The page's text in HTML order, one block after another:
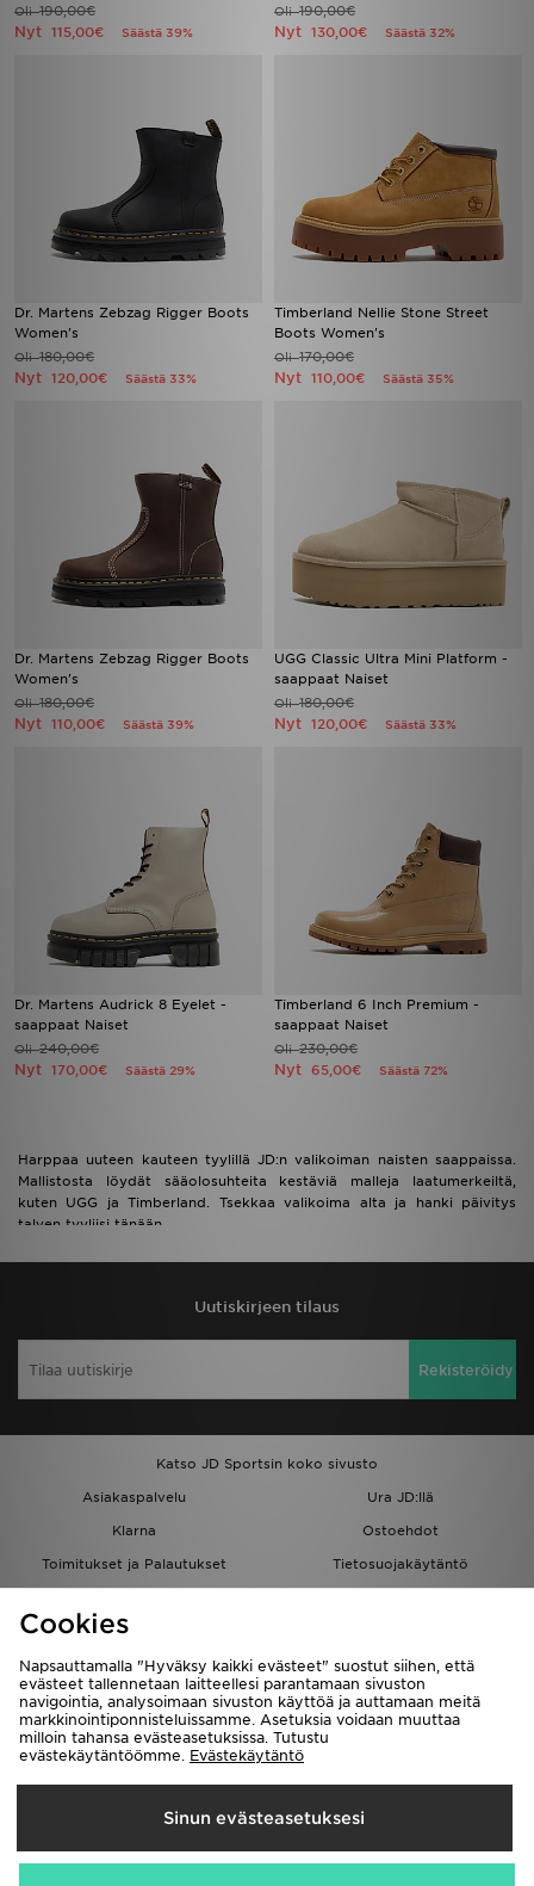
Oli190,00€
Nyt 115,00€ Säästä 39%
Oli190,00€
Nyt 130,00€ Säästä 32%
Dr. Martens Zebzag Rigger Boots
Women's
Oli180,00€
Nyt 120,00€ Säästä 33%
Timberland Nellie Stone Street
Boots Women's
Oli170,00€
Nyt 110,00€ Säästä 35%
Dr. Martens Zebzag Rigger Boots
Women's
Oli180,00€
Nyt 110,00€ Säästä 39%
UGG Classic Ultra Mini Platform -
saappaat Naiset
Oli180,00€
Nyt 120,00€ Säästä 33%
Dr. Martens Audrick 8 Eyelet -
saappaat Naiset
Oli240,00€
Nyt 170,00€ Säästä 29%
Timberland 6 Inch Premium -
saappaat Naiset
Oli230,00€
Nyt 65,00€ Säästä 72%
Harppaa uuteen kauteen tyylillä JD:n valikoiman naisten saappaissa.
Mallistosta löydät sääolosuhteita kestäviä malleja laatumerkeiltä,
kuten UGG ja Timberland. Tsekkaa valikoima alta ja hanki päivitys
talven tyyliisi tänään.
Uutiskirjeen tilaus
Rekisteröidy
Katso JD Sportsin koko sivusto
Asiakaspalvelu
Ura JD:llä
Klarna
Ostoehdot
Toimitukset ja Palautukset
Tietosuojakäytäntö
Löydä myymälä
Kumppanuusohjelma
JD Blog
Toimitetaan
Suomi
Cookies
Napsauttamalla "Hyväksy kaikki evästeet" suostut siihen, että
evästeet tallennetaan laitteellesi parantamaan sivuston
navigointia, analysoimaan sivuston käyttöä ja auttamaan meitä
markkinointiponnisteluissamme. Asetuksia voidaan muuttaa
milloin tahansa evästeasetuksissa. Tutustu
evästekäytäntöömme. Evästekäytäntö
Sinun evästeasetuksesi